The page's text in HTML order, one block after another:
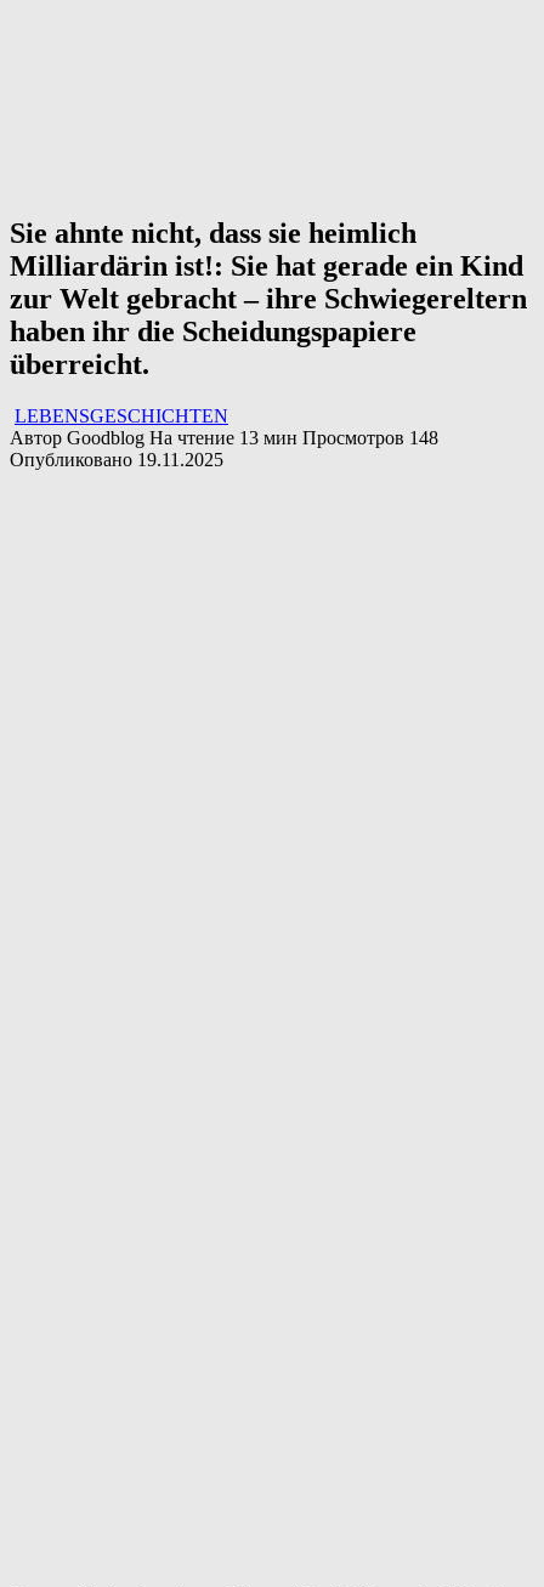
Sie ahnte nicht, dass sie heimlich
Milliardärin ist!: Sie hat gerade ein Kind
zur Welt gebracht – ihre Schwiegereltern
haben ihr die Scheidungspapiere
überreicht.
LEBENSGESCHICHTEN
Автор Goodblog На чтение 13 мин Просмотров 148
Опубликовано 19.11.2025